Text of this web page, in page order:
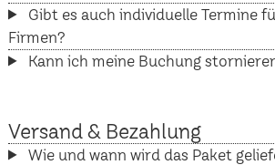
Gibt es auch individuelle Termine
Firmen?
Kann ich meine Buchung
Versand & Bezahlung
Wie und wann wird das Paket